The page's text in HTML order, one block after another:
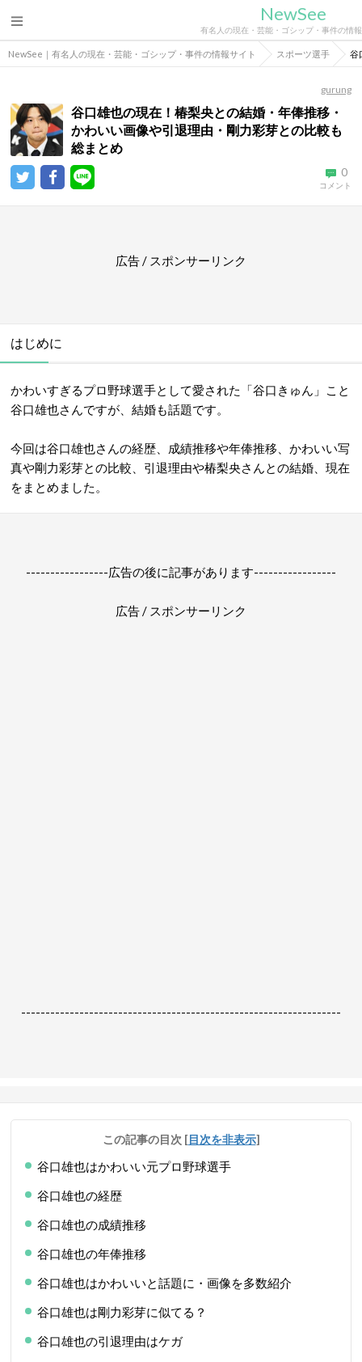
NewSee
有名人の現在・芸能・ゴシップ・事件の情
NewSee｜有名人の現在・芸能・ゴシップ・事件の情報サイト スポーツ選手 谷
gurung
谷口雄也の現在！椿梨央との結婚・年俸推移・
かわいい画像や引退理由・剛力彩芽との比較も
総まとめ
0
コメント
広告 / スポンサーリンク
はじめに
かわいすぎるプロ野球選手として愛された「谷口きゅん」こと
谷口雄也さんですが、結婚も話題です。
今回は谷口雄也さんの経歴、成績推移や年俸推移、かわいい写
真や剛力彩芽との比較、引退理由や椿梨央さんとの結婚、現在
をまとめました。
-----------------広告の後に記事があります-----------------
広告 / スポンサーリンク
------------------------------------------------------------------
この記事の目次 [目次を非表示]
谷口雄也はかわいい元プロ野球選手
谷口雄也の経歴
谷口雄也の成績推移
谷口雄也の年俸推移
谷口雄也はかわいいと話題に・画像を多数紹介
谷口雄也は剛力彩芽に似てる？
谷口雄也の引退理由はケガ